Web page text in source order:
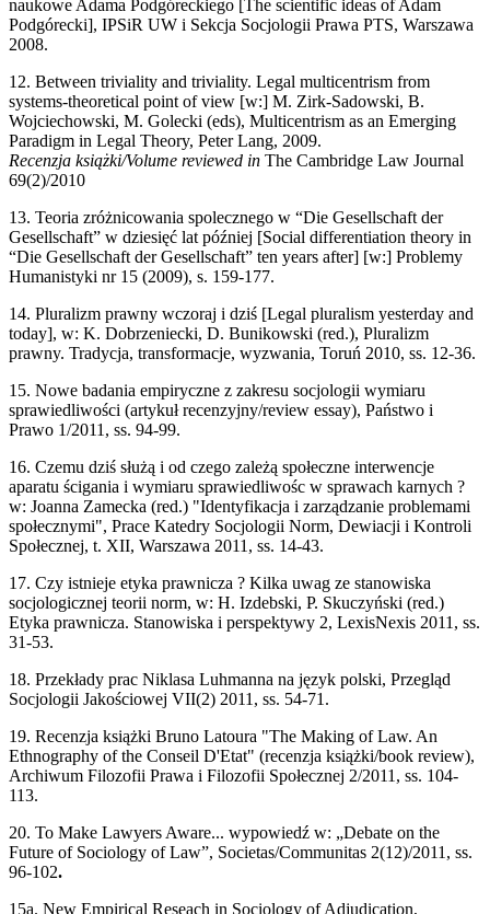
naukowe Adama Podgóreckiego [The scientific ideas of Adam
Podgórecki], IPSiR UW i Sekcja Socjologii Prawa PTS, Warszawa
2008.
12. Between triviality and triviality. Legal multicentrism from
systems-theoretical point of view [w:] M. Zirk-Sadowski, B.
Wojciechowski, M. Golecki (eds), Multicentrism as an Emerging
Paradigm in Legal Theory, Peter Lang, 2009.
Recenzja książki/Volume reviewed in The Cambridge Law Journal
69(2)/2010
13. Teoria zróżnicowania spolecznego w “Die Gesellschaft der
Gesellschaft” w dziesięć lat później [Social differentiation theory in
“Die Gesellschaft der Gesellschaft” ten years after] [w:] Problemy
Humanistyki nr 15 (2009), s. 159-177.
14. Pluralizm prawny wczoraj i dziś [Legal pluralism yesterday and
today], w: K. Dobrzeniecki, D. Bunikowski (red.), Pluralizm
prawny. Tradycja, transformacje, wyzwania, Toruń 2010, ss. 12-36.
15. Nowe badania empiryczne z zakresu socjologii wymiaru
sprawiedliwości (artykuł recenzyjny/review essay), Państwo i
Prawo 1/2011, ss. 94-99.
16. Czemu dziś służą i od czego zależą społeczne interwencje
aparatu ścigania i wymiaru sprawiedliwośc w sprawach karnych ?
w: Joanna Zamecka (red.) "Identyfikacja i zarządzanie problemami
społecznymi", Prace Katedry Socjologii Norm, Dewiacji i Kontroli
Społecznej, t. XII, Warszawa 2011, ss. 14-43.
17. Czy istnieje etyka prawnicza ? Kilka uwag ze stanowiska
socjologicznej teorii norm, w: H. Izdebski, P. Skuczyński (red.)
Etyka prawnicza. Stanowiska i perspektywy 2, LexisNexis 2011, ss.
31-53.
18. Przekłady prac Niklasa Luhmanna na język polski, Przegląd
Socjologii Jakościowej VII(2) 2011, ss. 54-71.
19. Recenzja książki Bruno Latoura "The Making of Law. An
Ethnography of the Conseil D'Etat" (recenzja książki/book review),
Archiwum Filozofii Prawa i Filozofii Społecznej 2/2011, ss. 104-
113.
20. To Make Lawyers Aware... wypowiedź w: „Debate on the
Future of Sociology of Law”, Societas/Communitas 2(12)/2011, ss.
96-102.
15a. New Empirical Reseach in Sociology of Adjudication,